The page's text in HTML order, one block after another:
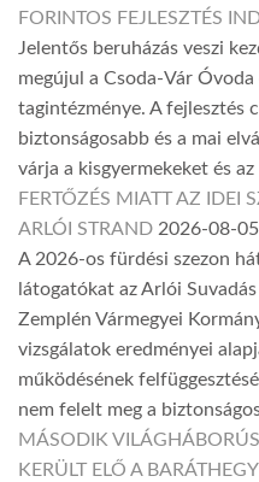
FORINTOS FEJLESZTÉS
Jelentős beruházás veszi
megújul a Csoda-Vár Óvoda
tagintézménye. A fejlesztés
biztonságosabb és a mai
várja a kisgyermekeket és
FERTŐZÉS MIATT AZ IDEI
ARLÓI STRAND 2026-08-05
A 2026-os fürdési szezon
látogatókat az Arlói
Zemplén Vármegyei
vizsgálatok eredményei
működésének
nem felelt meg a
MÁSODIK
KERÜLT ELŐ A